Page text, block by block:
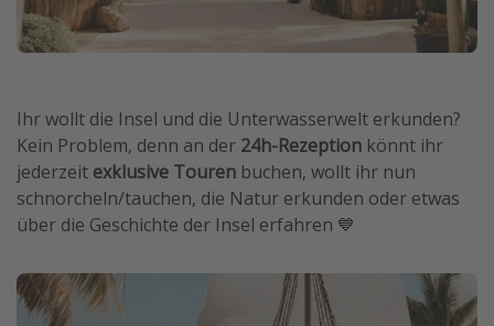
Ihr wollt die Insel und die Unterwasserwelt erkunden?
Kein Problem, denn an der 24h-Rezeption könnt ihr
jederzeit exklusive Touren buchen, wollt ihr nun
schnorcheln/tauchen, die Natur erkunden oder etwas
über die Geschichte der Insel erfahren 💙